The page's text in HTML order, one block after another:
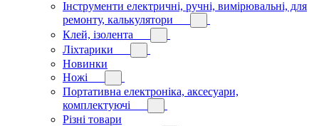
Інструменти електричні, ручні, вимірювальні, для
ремонту, калькулятори
Клей, ізолента
Ліхтарики
Новинки
Ножі
Портативна електроніка, аксесуари,
комплектуючі
Різні товари